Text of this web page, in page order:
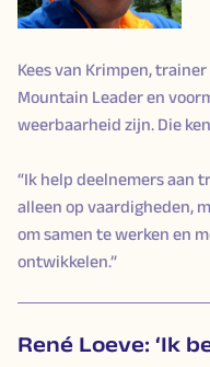
Kees van Krimpen,
Mountain Leader en
weerbaarheid zijn. Die
“Ik help deelnemers aan
alleen op vaardigheden,
om samen te werken en
ontwikkelen.”
René Loeve: ‘Ik